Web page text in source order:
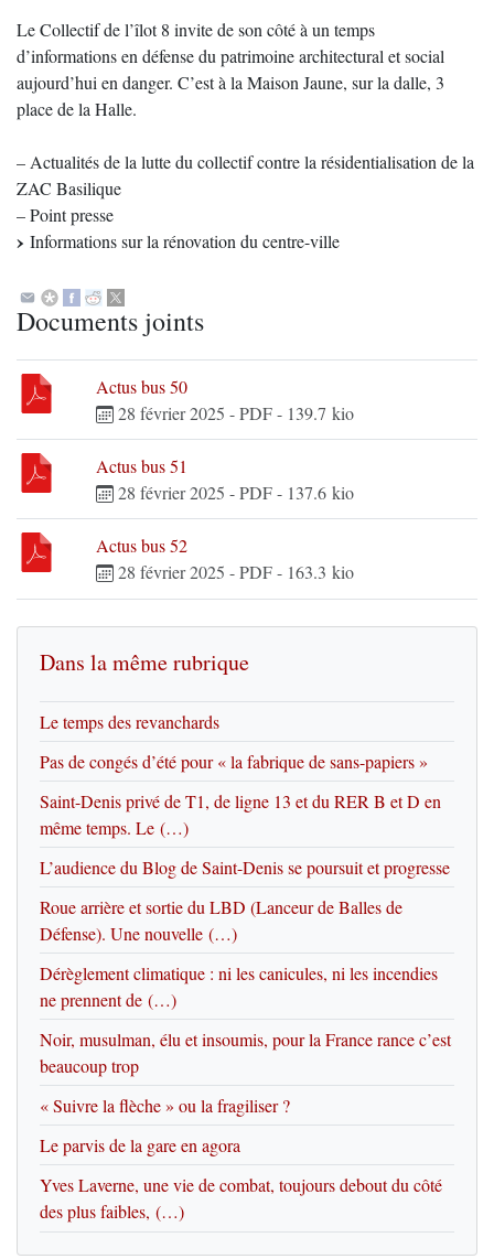
Le Collectif de l’îlot 8 invite de son côté à un temps
d’informations en défense du patrimoine architectural et social
aujourd’hui en danger. C’est à la Maison Jaune, sur la dalle, 3
place de la Halle.
– Actualités de la lutte du collectif contre la résidentialisation de la
ZAC Basilique
– Point presse
Informations sur la rénovation du centre-ville
Documents joints
Actus bus 50
28 février 2025 -PDF- 139.7 kio
Actus bus 51
28 février 2025 -PDF- 137.6 kio
Actus bus 52
28 février 2025 -PDF- 163.3 kio
Dans la même rubrique
Le temps des revanchards
Pas de congés d’été pour « la fabrique de sans-papiers »
Saint-Denis privé de T1, de ligne 13 et du RER B et D en
même temps. Le (…)
L’audience du Blog de Saint-Denis se poursuit et progresse
Roue arrière et sortie du LBD (Lanceur de Balles de
Défense). Une nouvelle (…)
Dérèglement climatique : ni les canicules, ni les incendies
ne prennent de (…)
Noir, musulman, élu et insoumis, pour la France rance c’est
beaucoup trop
« Suivre la flèche » ou la fragiliser ?
Le parvis de la gare en agora
Yves Laverne, une vie de combat, toujours debout du côté
des plus faibles, (…)